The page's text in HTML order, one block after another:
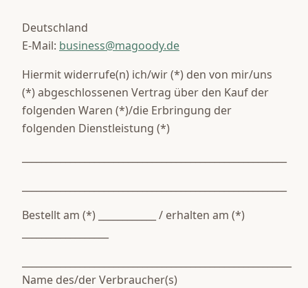
Deutschland
E-Mail: business@magoody.de
Hiermit widerrufe(n) ich/wir (*) den von mir/uns
(*) abgeschlossenen Vertrag über den Kauf der
folgenden Waren (*)/die Erbringung der
folgenden Dienstleistung (*)
Bestellt am (*) ____________ / erhalten am (*)
Name des/der Verbraucher(s)